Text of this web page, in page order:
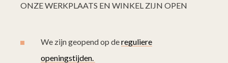
ONZE WERKPLAATS EN WINKEL ZIJN OPEN
We zijn geopend op dereguliere
openingstijden.